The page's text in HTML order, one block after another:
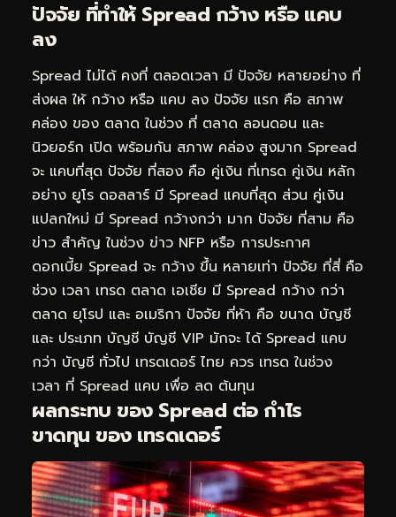
ปัจจัย ที่ทำให้ Spread กว้าง หรือ แคบ
ลง
Spread ไม่ได้ คงที่ ตลอดเวลา มี ปัจจัย หลายอย่าง ที่
ส่งผล ให้ กว้าง หรือ แคบ ลง ปัจจัย แรก คือ สภาพ
คล่อง ของ ตลาด ในช่วง ที่ ตลาด ลอนดอน และ
นิวยอร์ก เปิด พร้อมกัน สภาพ คล่อง สูงมาก Spread
จะ แคบที่สุด ปัจจัย ที่สอง คือ คู่เงิน ที่เทรด คู่เงิน หลัก
อย่าง ยูโร ดอลลาร์ มี Spread แคบที่สุด ส่วน คู่เงิน
แปลกใหม่ มี Spread กว้างกว่า มาก ปัจจัย ที่สาม คือ
ข่าว สำคัญ ในช่วง ข่าว NFP หรือ การประกาศ
ดอกเบี้ย Spread จะ กว้าง ขึ้น หลายเท่า ปัจจัย ที่สี่ คือ
ช่วง เวลา เทรด ตลาด เอเชีย มี Spread กว้าง กว่า
ตลาด ยุโรป และ อเมริกา ปัจจัย ที่ห้า คือ ขนาด บัญชี
และ ประเภท บัญชี บัญชี VIP มักจะ ได้ Spread แคบ
กว่า บัญชี ทั่วไป เทรดเดอร์ ไทย ควร เทรด ในช่วง
เวลา ที่ Spread แคบ เพื่อ ลด ต้นทุน
ผลกระทบ ของ Spread ต่อ กำไร
ขาดทุน ของ เทรดเดอร์